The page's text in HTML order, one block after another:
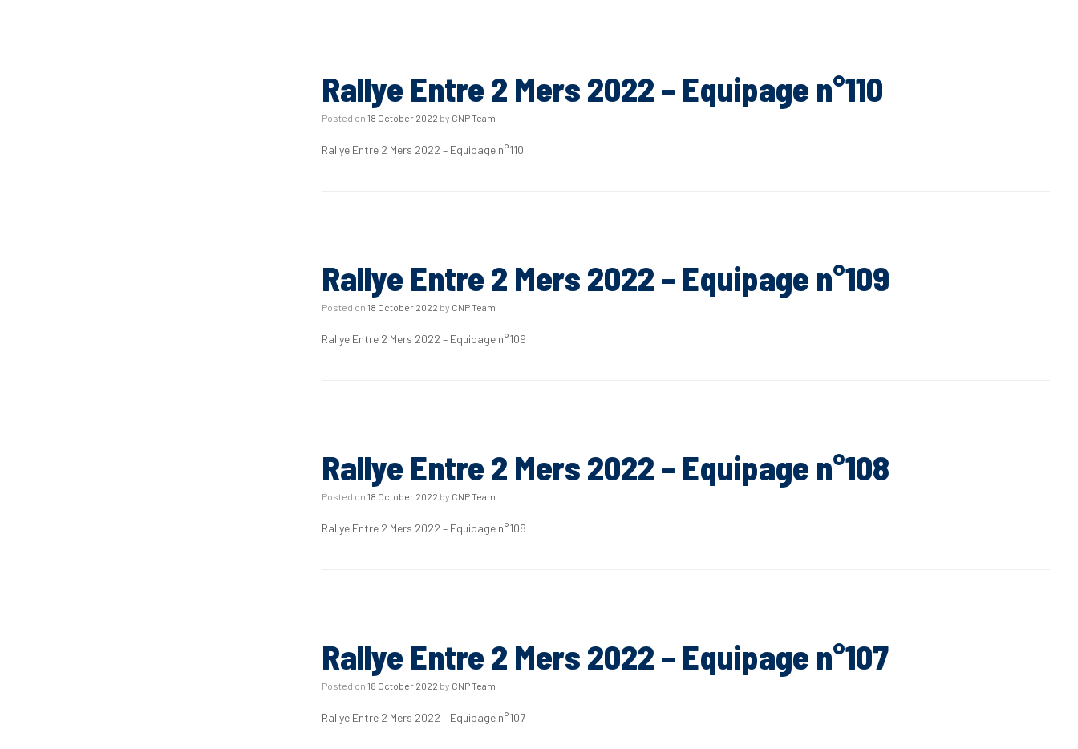
Rallye Entre 2 Mers 2022 – Equipage n°110
Posted on 18 October 2022 by CNP Team
Rallye Entre 2 Mers 2022 – Equipage n°110
Rallye Entre 2 Mers 2022 – Equipage n°109
Posted on 18 October 2022 by CNP Team
Rallye Entre 2 Mers 2022 – Equipage n°109
Rallye Entre 2 Mers 2022 – Equipage n°108
Posted on 18 October 2022 by CNP Team
Rallye Entre 2 Mers 2022 – Equipage n°108
Rallye Entre 2 Mers 2022 – Equipage n°107
Posted on 18 October 2022 by CNP Team
Rallye Entre 2 Mers 2022 – Equipage n°107